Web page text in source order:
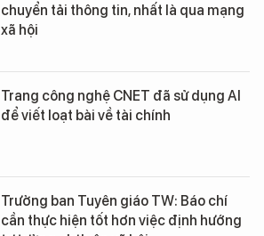
chuyển tải thông tin, nhất là qua mạng
xã hội
Trang công nghệ CNET đã sử dụng AI
để viết loạt bài về tài chính
Trưởng ban Tuyên giáo TW: Báo chí
cần thực hiện tốt hơn việc định hướng